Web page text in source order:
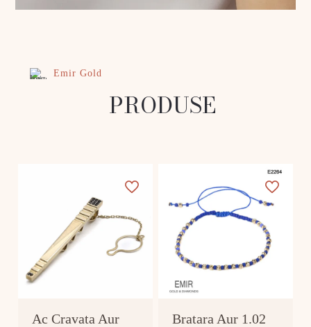
Emir Gold
PRODUSE
Ac Cravata Aur
Bratara Aur 1.02